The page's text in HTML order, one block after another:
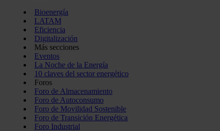
Bioenergía
LATAM
Eficiencia
Digitalización
Más secciones
Eventos
La Noche de la Energía
10 claves del sector energético
Foros
Foro de Almacenamiento
Foro de Autoconsumo
Foro de Movilidad Sostenible
Foro de Transición Energética
Foro Industrial